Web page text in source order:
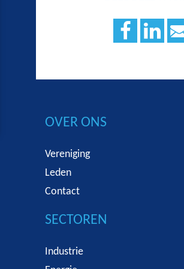
OVER ONS
Vereniging
Leden
Contact
SECTOREN
Industrie